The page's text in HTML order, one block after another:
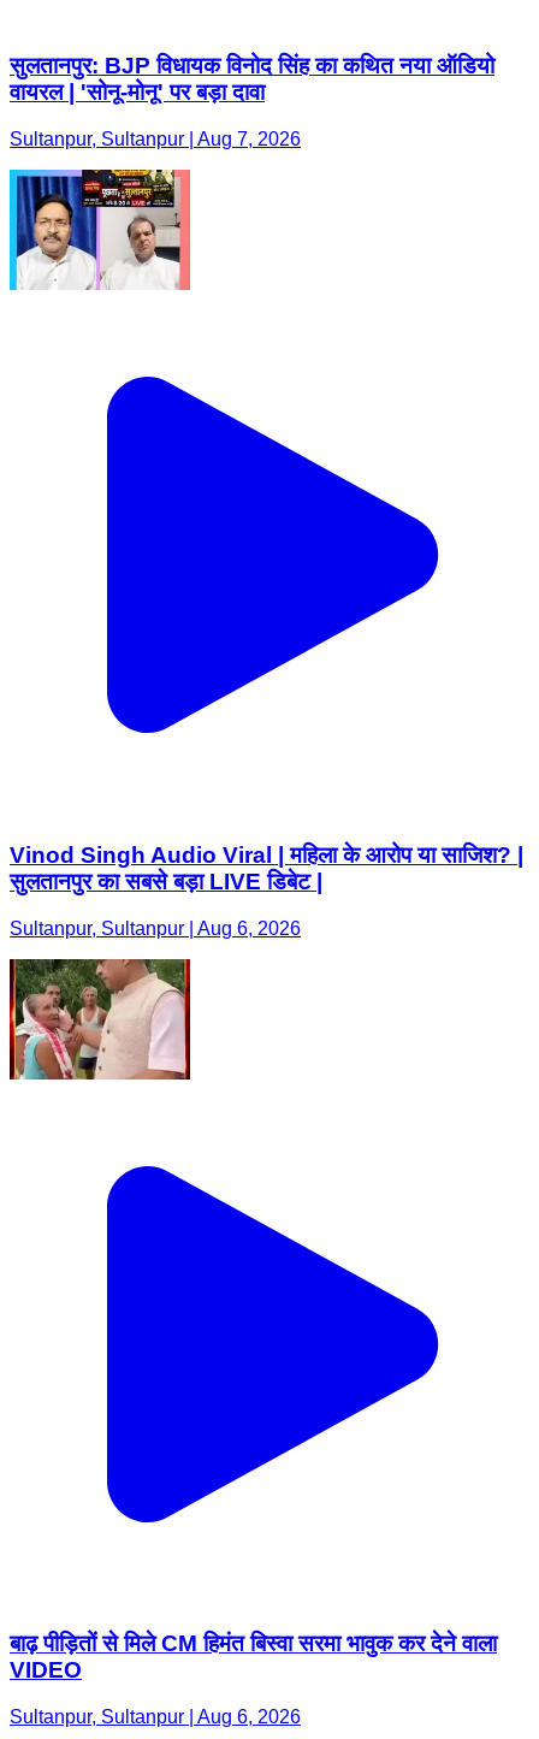
सुलतानपुर: BJP विधायक विनोद सिंह का कथित नया ऑडियो
वायरल | 'सोनू-मोनू' पर बड़ा दावा
Sultanpur, Sultanpur | Aug 7, 2026
Vinod Singh Audio Viral | महिला के आरोप या साजिश? |
सुलतानपुर का सबसे बड़ा LIVE डिबेट |
Sultanpur, Sultanpur | Aug 6, 2026
बाढ़ पीड़ितों से मिले CM हिमंत बिस्वा सरमा भावुक कर देने वाला
VIDEO
Sultanpur, Sultanpur | Aug 6, 2026